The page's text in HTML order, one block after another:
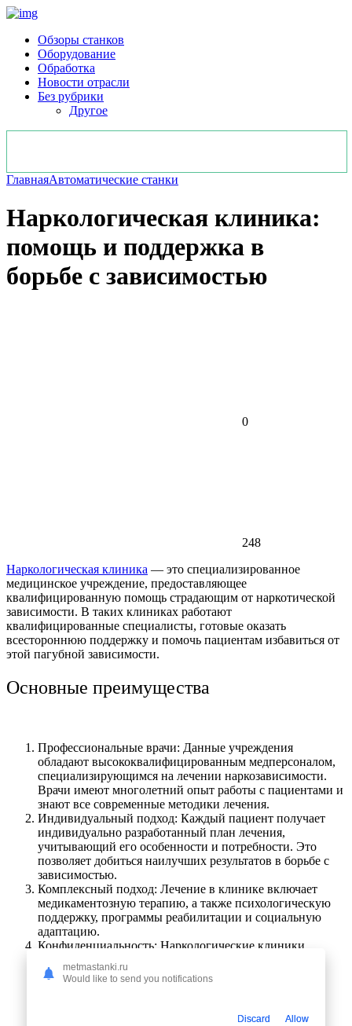
Обзоры станков
Оборудование
Обработка
Новости отрасли
Без рубрики
Другое
ГлавнаяАвтоматические станки
Наркологическая клиника:
помощь и поддержка в
борьбе с зависимостью
0
248
Наркологическая клиника — это специализированное
медицинское учреждение, предоставляющее
квалифицированную помощь страдающим от наркотической
зависимости. В таких клиниках работают
квалифицированные специалисты, готовые оказать
всестороннюю поддержку и помочь пациентам избавиться от
этой пагубной зависимости.
Основные преимущества
Профессиональные врачи: Данные учреждения
обладают высококвалифицированным медперсоналом,
специализирующимся на лечении наркозависимости.
Врачи имеют многолетний опыт работы с пациентами и
знают все современные методики лечения.
Индивидуальный подход: Каждый пациент получает
индивидуально разработанный план лечения,
учитывающий его особенности и потребности. Это
позволяет добиться наилучших результатов в борьбе с
зависимостью.
Комплексный подход: Лечение в клинике включает
медикаментозную терапию, а также психологическую
поддержку, программы реабилитации и социальную
адаптацию.
Конфиденциальность: Наркологические клиники
Пациенты могут быть уверены, что их данные будут
храниться в строгой тайне, что позволяет им
metmastanki.ru
Would like to send you notifications
Discard Allow